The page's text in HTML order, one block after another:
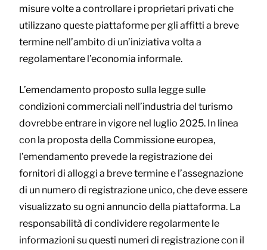
misure volte a controllare i proprietari privati che
utilizzano queste piattaforme per gli affitti a breve
termine nell’ambito di un’iniziativa volta a
regolamentare l’economia informale.
L’emendamento proposto sulla legge sulle
condizioni commerciali nell’industria del turismo
dovrebbe entrare in vigore nel luglio 2025. In linea
con la proposta della Commissione europea,
l’emendamento prevede la registrazione dei
fornitori di alloggi a breve termine e l’assegnazione
di un numero di registrazione unico, che deve essere
visualizzato su ogni annuncio della piattaforma. La
responsabilità di condividere regolarmente le
informazioni su questi numeri di registrazione con il